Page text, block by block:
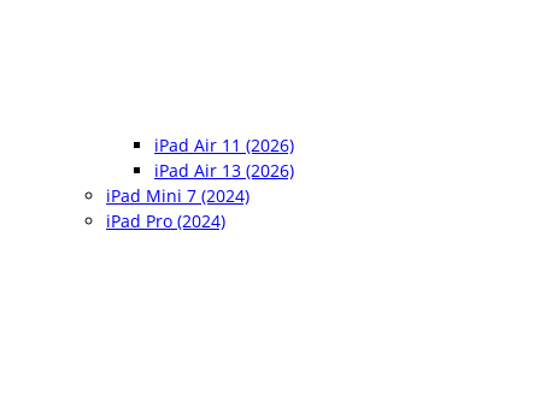
iPad Air 11 (2026)
iPad Air 13 (2026)
iPad Mini 7 (2024)
iPad Pro (2024)